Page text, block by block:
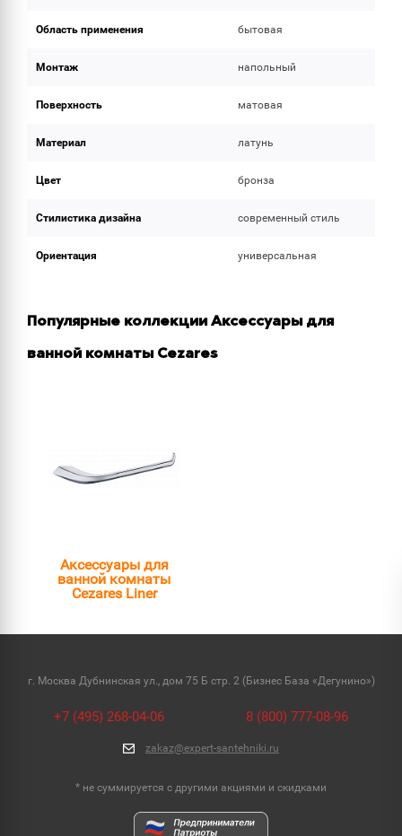
Область применения бытовая
Монтаж напольный
Поверхность матовая
Материал латунь
Цвет бронза
Стилистика дизайна современный стиль
Ориентация универсальная
Популярные коллекции Аксессуары для
ванной комнаты Cezares
Аксессуары для
ванной комнаты
Cezares Liner
г. Москва Дубнинская ул., дом 75 Б стр. 2 (Бизнес База «Дегунино»)
+7 (495) 268-04-06 8 (800) 777-08-96
zakaz@expert-santehniki.ru
* не суммируется с другими акциями и скидками